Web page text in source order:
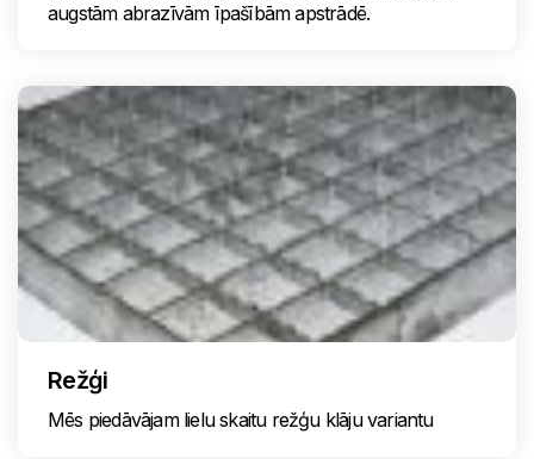
augstām abrazīvām īpašībām apstrādē.
Režģi
Mēs piedāvājam lielu skaitu režģu klāju variantu